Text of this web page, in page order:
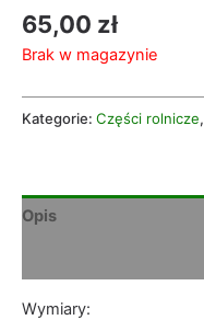
65,00 zł
Brak w magazynie
Kategorie: Części rolnicze,
Opis
Wymiary: